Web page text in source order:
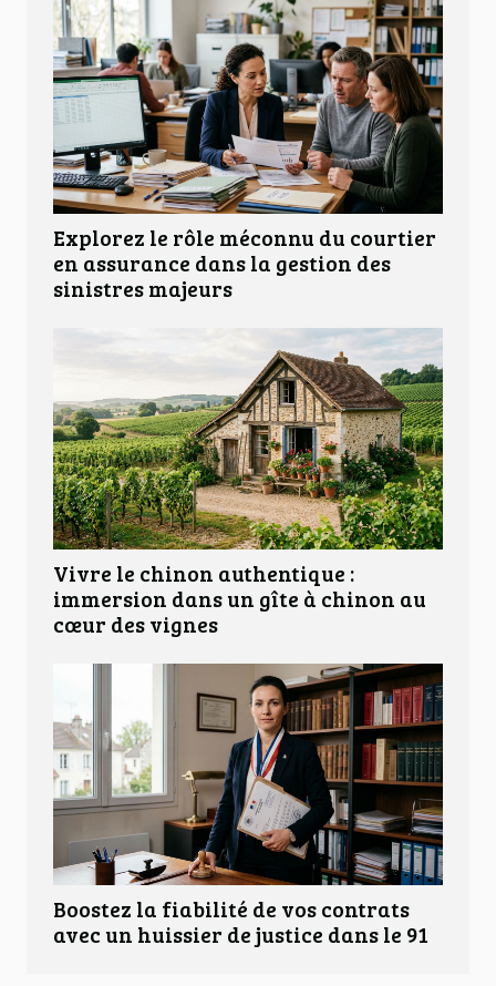
Explorez le rôle méconnu du courtier
en assurance dans la gestion des
sinistres majeurs
Vivre le chinon authentique :
immersion dans un gîte à chinon au
cœur des vignes
Boostez la fiabilité de vos contrats
avec un huissier de justice dans le 91